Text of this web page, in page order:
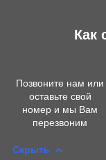
Как
Позвоните нам или
оставьте свой
номер и мы Вам
перезвоним
Скрыть